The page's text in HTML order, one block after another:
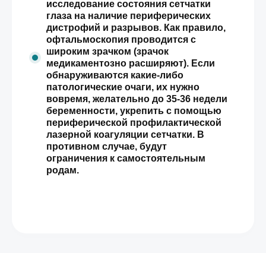
исследование состояния сетчатки
глаза на наличие периферических
дистрофий и разрывов. Как правило,
офтальмоскопия проводится с
широким зрачком (зрачок
медикаментозно расширяют). Если
обнаруживаются какие-либо
патологические очаги, их нужно
вовремя, желательно до 35-36 недели
беременности, укрепить с помощью
периферической профилактической
лазерной коагуляции сетчатки. В
противном случае, будут
ограничения к самостоятельным
родам.